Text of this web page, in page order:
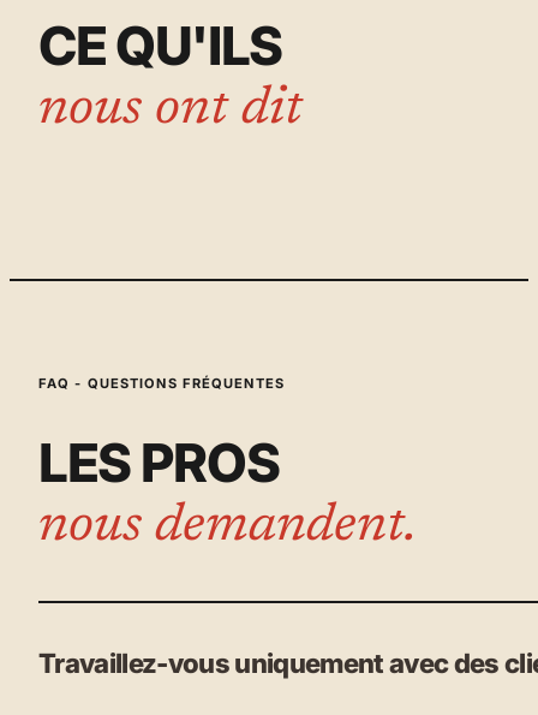
CE QU'ILS
nous ont dit
FAQ - QUESTIONS FRÉQUENTES
LES PROS
nous demandent.
Travaillez-vous uniquement avec des